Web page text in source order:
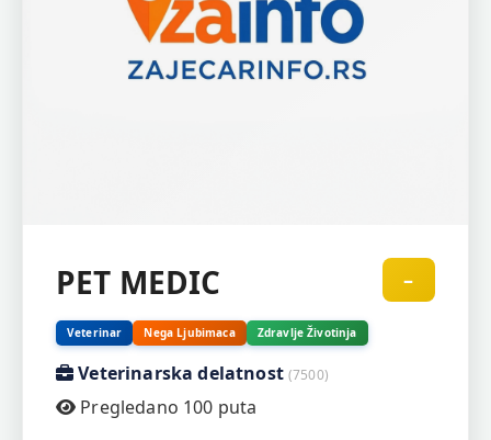
PET MEDIC
Veterinar Nega Ljubimaca Zdravlje Životinja
Veterinarska delatnost(7500)
Pregledano 100 puta
–